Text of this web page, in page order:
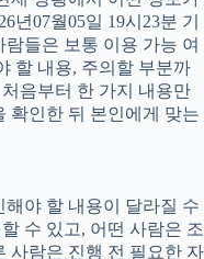
년07월05일 19시23분 기
들은 보통 이용 가능 여
할 내용, 주의할 부분까
음부터 한 가지 내용만
확인한 뒤 본인에게 맞는
야 할 내용이 달라질 수
수 있고, 어떤 사람은 조
사람은 진행 전 필요한 자